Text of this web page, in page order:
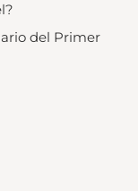
del Primer